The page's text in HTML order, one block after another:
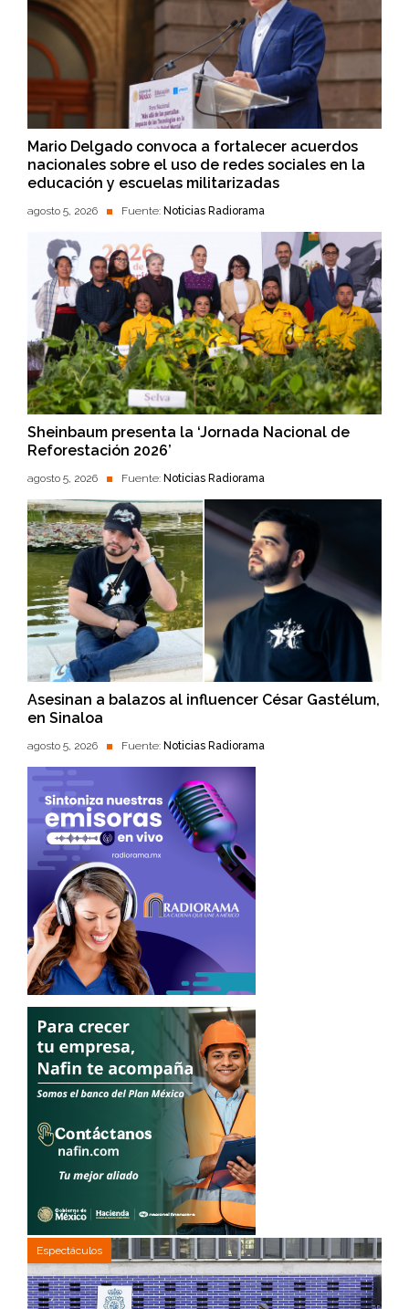
Mario Delgado convoca a fortalecer acuerdos
nacionales sobre el uso de redes sociales en la
educación y escuelas militarizadas
agosto 5, 2026 Fuente: Noticias Radiorama
Sheinbaum presenta la ‘Jornada Nacional de
Reforestación 2026’
agosto 5, 2026 Fuente: Noticias Radiorama
Asesinan a balazos al influencer César Gastélum,
en Sinaloa
agosto 5, 2026 Fuente: Noticias Radiorama
Espectáculos